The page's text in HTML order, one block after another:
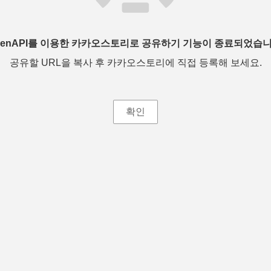
를 이용한 카카오스토리로 공유하기 기능이 종료되었습
공유할 URL을 복사 후 카카오스토리에 직접 등록해 보세요.
확인